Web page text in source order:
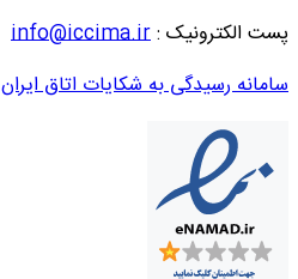
پست الکترونیک :info@iccima.ir
سامانه رسیدگی به شکایات اتاق ایران